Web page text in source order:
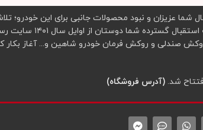
با استقبال شما عزیزان و نبود محصولات جانبی برای این خودرو؛
محصولات جدید و تهیه و توزیع محصولات ارزان‌تر
(آدرس فروشگاه)